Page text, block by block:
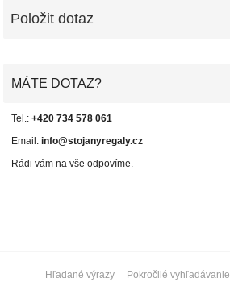
Položit dotaz
MÁTE DOTAZ?
Tel.:+420 734 578 061
Email:info@stojanyregaly.cz
Rádi vám na vše odpovíme.
Hľadané výrazy Pokročilé vyhľadávanie